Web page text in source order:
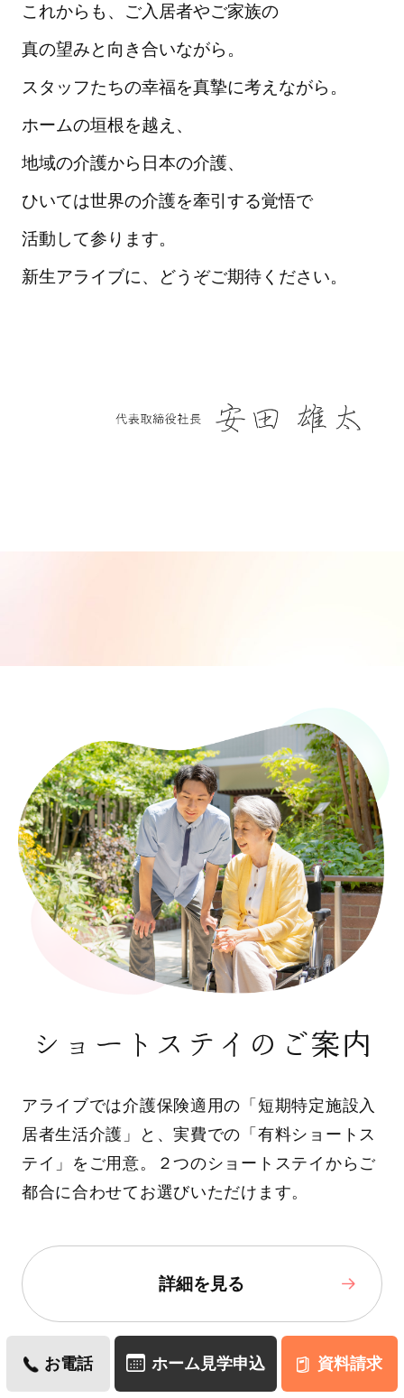
これからも、ご入居者やご家族の
真の望みと向き合いながら。
スタッフたちの幸福を真摯に考えながら。
ホームの垣根を越え、
地域の介護から日本の介護、
ひいては世界の介護を牽引する覚悟で
活動して参ります。
新生アライブに、どうぞご期待ください。
ショートステイのご案内
アライブでは介護保険適用の「短期特定施設入
居者生活介護」と、実費での「有料ショートス
テイ」をご用意。２つのショートステイからご
都合に合わせてお選びいただけます。
詳細を見る
お電話 ホーム見学申込 資料請求